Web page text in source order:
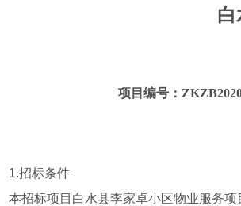
白
项目编号：
1.招标条件
本招标项目白水县李家卓小区物业服务